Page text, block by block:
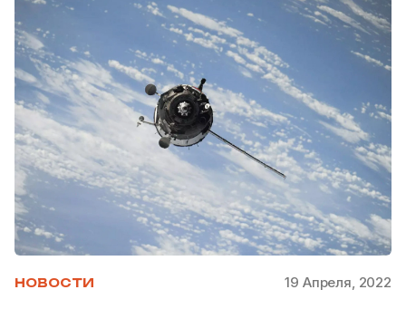
НОВОСТИ 19 Апреля, 2022